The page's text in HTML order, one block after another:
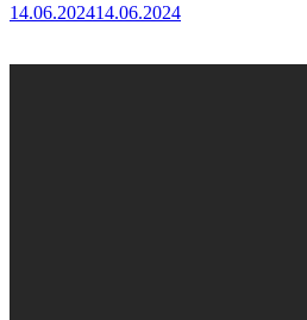
14.06.202414.06.2024